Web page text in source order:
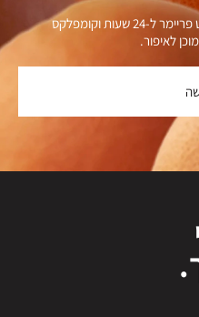
הפורמולה שאת אוהבת, עכשיו עם אפקט פריימר ל-24 שעות וקומפלקס
לאיפור.